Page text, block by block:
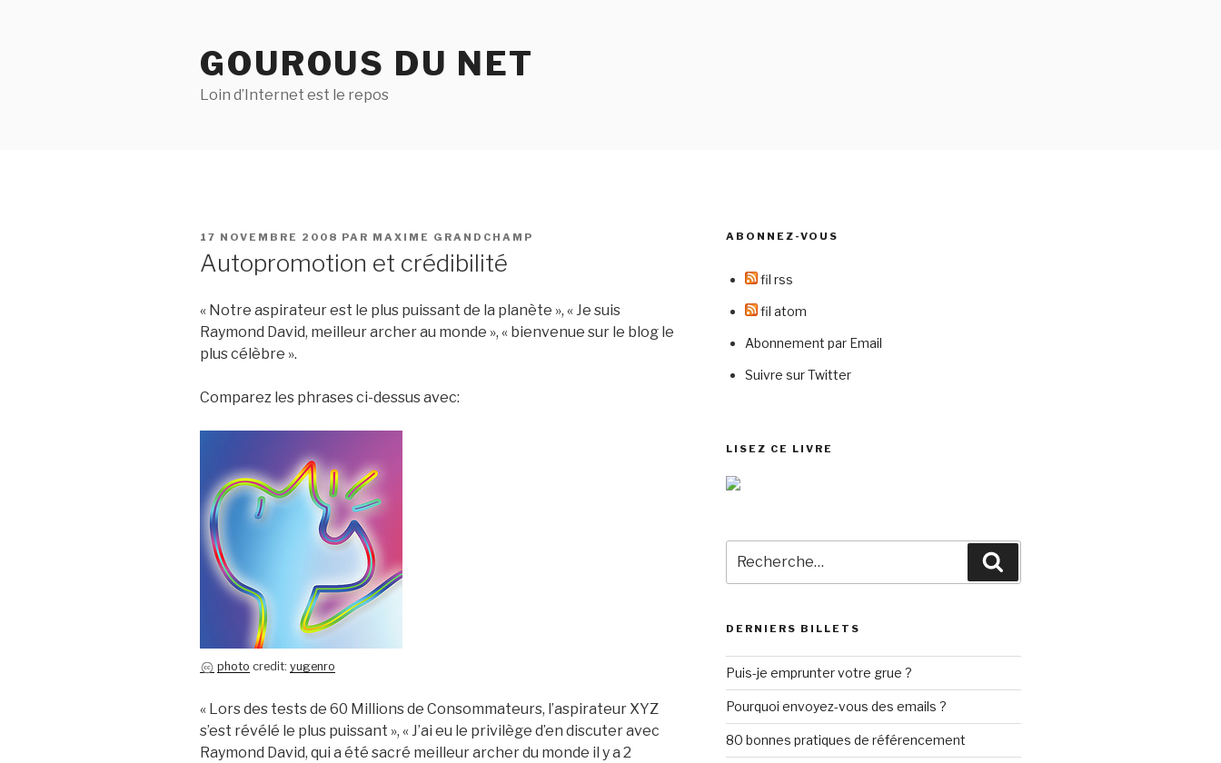
GOUROUS DU NET
Loin d’Internet est le repos
PUBLIÉ
17 NOVEMBRE 2008 PAR MAXIME GRANDCHAMP
Autopromotion et crédibilité
« Notre aspirateur est le plus puissant de la planète », « Je suis
Raymond David, meilleur archer au monde », « bienvenue sur le blog le
plus célèbre ».
Comparez les phrases ci-dessus avec:
photo credit: yugenro
« Lors des tests de 60 Millions de Consommateurs, l’aspirateur XYZ
s’est révélé le plus puissant », « J’ai eu le privilège d’en discuter avec
Raymond David, qui a été sacré meilleur archer du monde il y a 2
ABONNEZ-VOUS
fil rss
fil atom
Abonnement par Email
Suivre sur Twitter
LISEZ CE LIVRE
pour
:
DERNIERS BILLETS
Puis-je emprunter votre grue ?
Pourquoi envoyez-vous des emails ?
80 bonnes pratiques de référencement